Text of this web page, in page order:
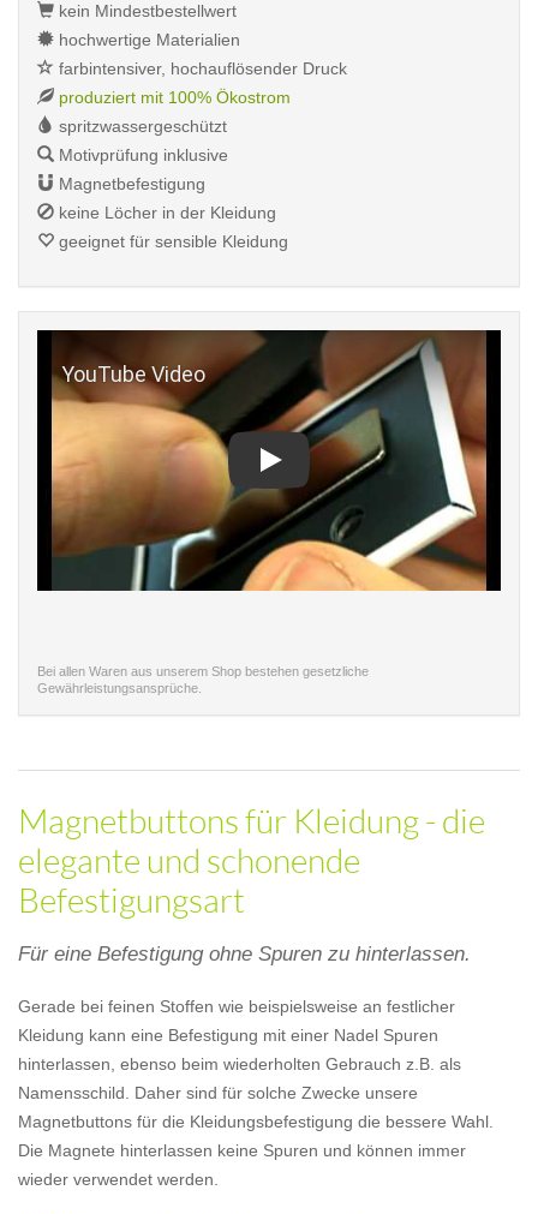
kein Mindestbestellwert
hochwertige Materialien
farbintensiver, hochauflösender Druck
produziert mit 100% Ökostrom
spritzwassergeschützt
Motivprüfung inklusive
Magnetbefestigung
keine Löcher in der Kleidung
geeignet für sensible Kleidung
Bei allen Waren aus unserem Shop bestehen gesetzliche
Gewährleistungsansprüche.
Magnetbuttons für Kleidung - die
elegante und schonende
Befestigungsart
Für eine Befestigung ohne Spuren zu hinterlassen.
Gerade bei feinen Stoffen wie beispielsweise an festlicher
Kleidung kann eine Befestigung mit einer Nadel Spuren
hinterlassen, ebenso beim wiederholten Gebrauch z.B. als
Namensschild. Daher sind für solche Zwecke unsere
Magnetbuttons für die Kleidungsbefestigung die bessere Wahl.
Die Magnete hinterlassen keine Spuren und können immer
wieder verwendet werden.